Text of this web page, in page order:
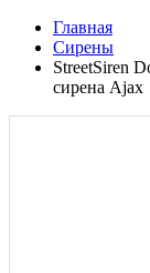
Главная
Сирены
StreetSiren
сирена Ajax